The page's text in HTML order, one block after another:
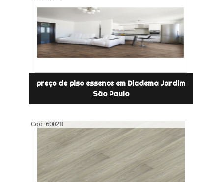
preço de piso essence em Diadema Jardim
São Paulo
Cod.:60028